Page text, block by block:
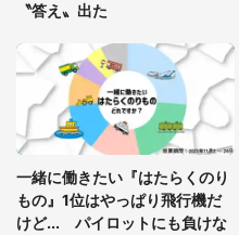
〝答え〟出た
一緒に働きたい『はたらくのり
もの』1位はやっぱり飛行機だ
けど... パイロットにも負けな